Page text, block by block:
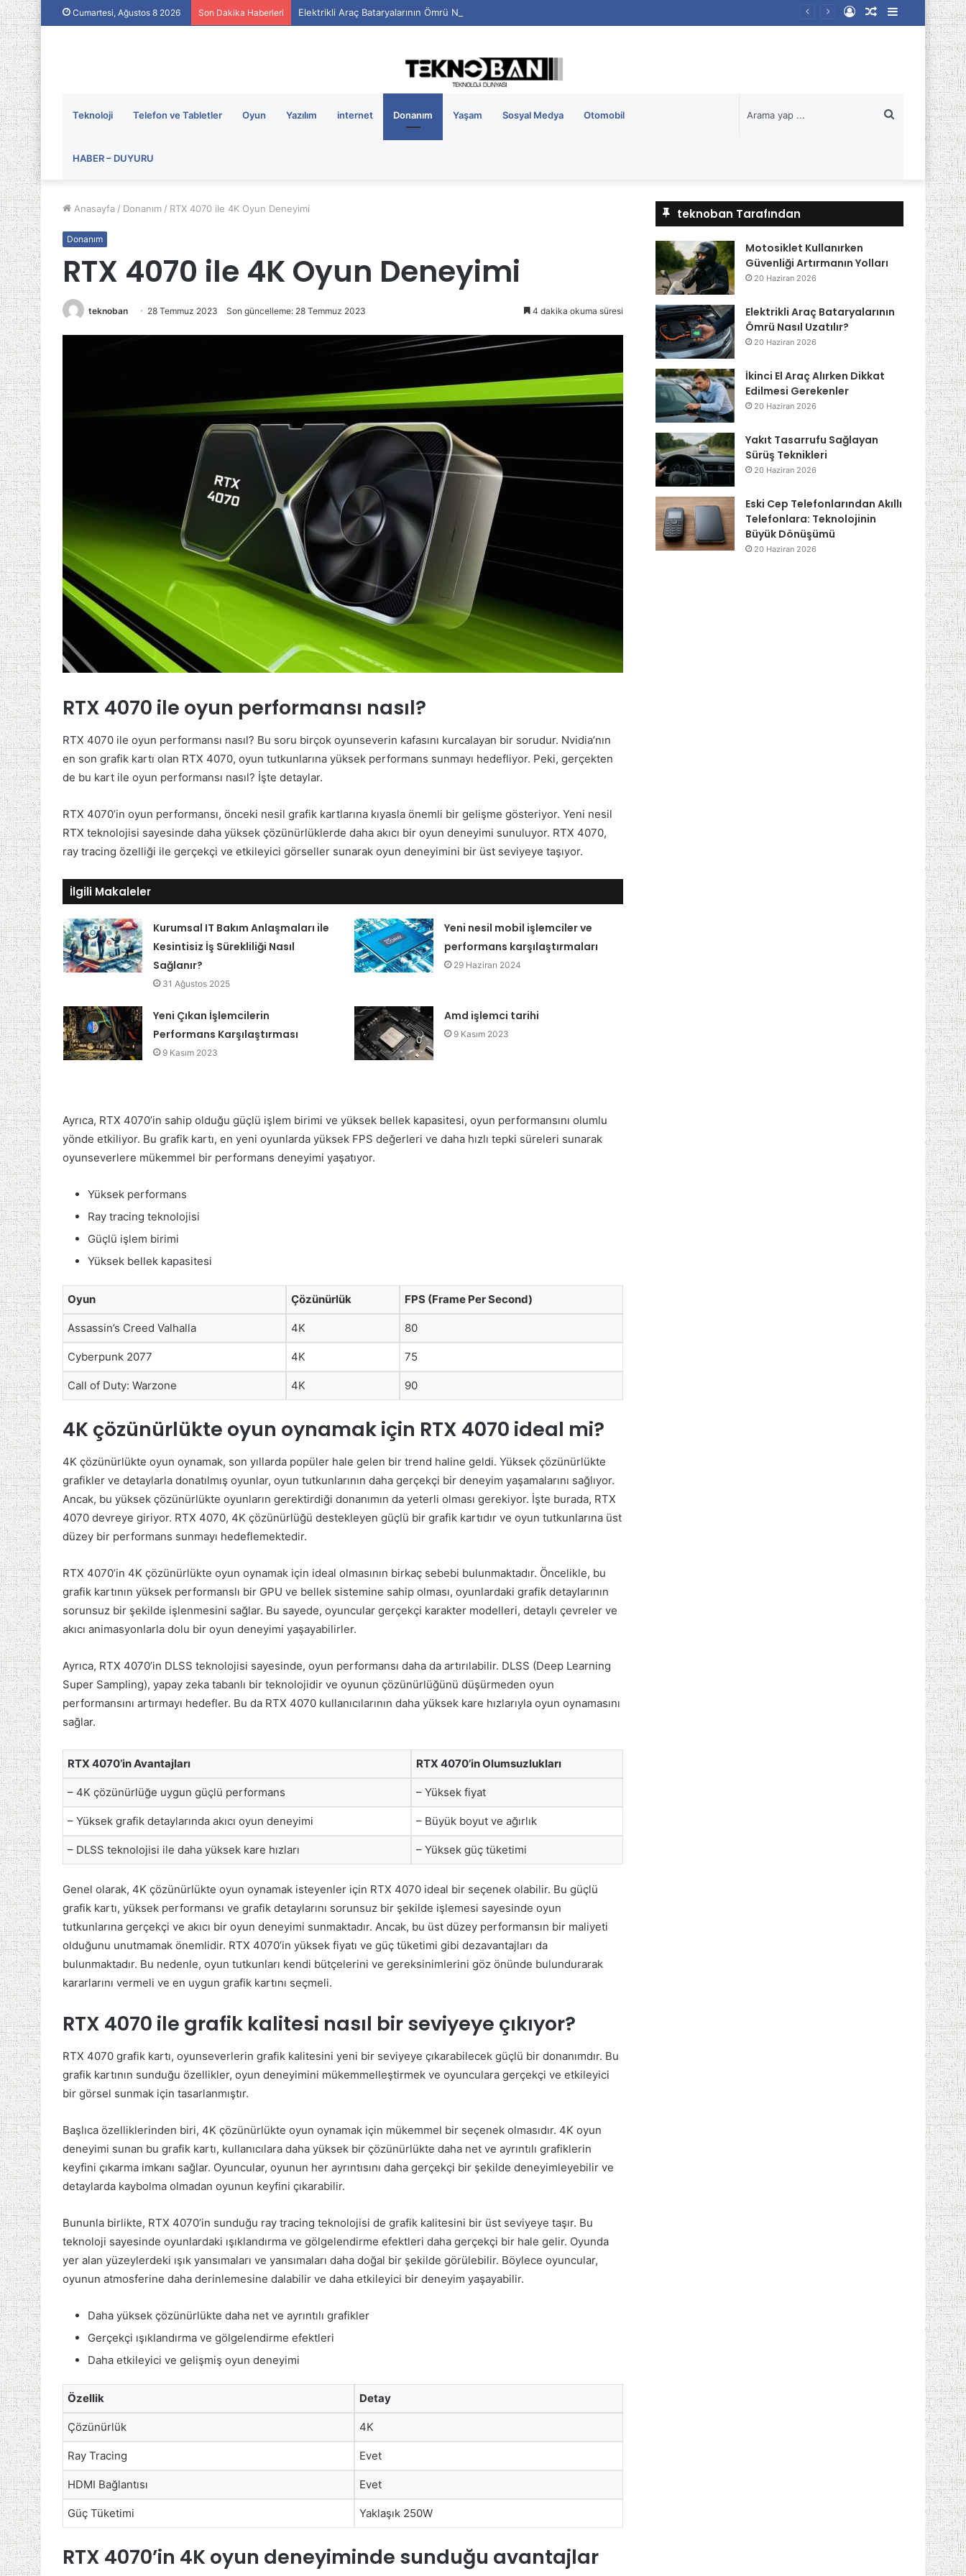
Cumartesi, Ağustos 8 2026 Son Dakika Haberleri Elektrikli Araç Bataryalarının Ömrü Nasıl Uzatılır?
Kenar
Bölmesi
Rastgele
Kayıt
Teknoloji Telefon ve Tabletler Oyun Yazılım internet Donanım Yaşam Sosyal Medya Otomobil
HABER – DUYURU
...
Anasayfa / Donanım / RTX 4070 ile 4K Oyun Deneyimi
Donanım
RTX 4070 ile 4K Oyun Deneyimi
teknoban 28 Temmuz 2023 Son güncelleme: 28 Temmuz 2023 4 dakika okuma süresi
RTX 4070 ile oyun performansı nasıl?
RTX 4070 ile oyun performansı nasıl? Bu soru birçok oyunseverin kafasını kurcalayan bir sorudur. Nvidia’nın
en son grafik kartı olan RTX 4070, oyun tutkunlarına yüksek performans sunmayı hedefliyor. Peki, gerçekten
de bu kart ile oyun performansı nasıl? İşte detaylar.
RTX 4070’in oyun performansı, önceki nesil grafik kartlarına kıyasla önemli bir gelişme gösteriyor. Yeni nesil
RTX teknolojisi sayesinde daha yüksek çözünürlüklerde daha akıcı bir oyun deneyimi sunuluyor. RTX 4070,
ray tracing özelliği ile gerçekçi ve etkileyici görseller sunarak oyun deneyimini bir üst seviyeye taşıyor.
İlgili Makaleler
Kurumsal IT Bakım Anlaşmaları ile
Kesintisiz İş Sürekliliği Nasıl
Sağlanır?
31 Ağustos 2025
Yeni nesil mobil işlemciler ve
performans karşılaştırmaları
29 Haziran 2024
Yeni Çıkan İşlemcilerin
Performans Karşılaştırması
9 Kasım 2023
Amd işlemci tarihi
9 Kasım 2023
Ayrıca, RTX 4070’in sahip olduğu güçlü işlem birimi ve yüksek bellek kapasitesi, oyun performansını olumlu
yönde etkiliyor. Bu grafik kartı, en yeni oyunlarda yüksek FPS değerleri ve daha hızlı tepki süreleri sunarak
oyunseverlere mükemmel bir performans deneyimi yaşatıyor.
Yüksek performans
Ray tracing teknolojisi
Güçlü işlem birimi
Yüksek bellek kapasitesi
Oyun Çözünürlük FPS (Frame Per Second)
Assassin’s Creed Valhalla 4K 80
Cyberpunk 2077 4K 75
Call of Duty: Warzone 4K 90
4K çözünürlükte oyun oynamak için RTX 4070 ideal mi?
4K çözünürlükte oyun oynamak, son yıllarda popüler hale gelen bir trend haline geldi. Yüksek çözünürlükte
grafikler ve detaylarla donatılmış oyunlar, oyun tutkunlarının daha gerçekçi bir deneyim yaşamalarını sağlıyor.
Ancak, bu yüksek çözünürlükte oyunların gerektirdiği donanımın da yeterli olması gerekiyor. İşte burada, RTX
4070 devreye giriyor. RTX 4070, 4K çözünürlüğü destekleyen güçlü bir grafik kartıdır ve oyun tutkunlarına üst
düzey bir performans sunmayı hedeflemektedir.
RTX 4070’in 4K çözünürlükte oyun oynamak için ideal olmasının birkaç sebebi bulunmaktadır. Öncelikle, bu
grafik kartının yüksek performanslı bir GPU ve bellek sistemine sahip olması, oyunlardaki grafik detaylarının
sorunsuz bir şekilde işlenmesini sağlar. Bu sayede, oyuncular gerçekçi karakter modelleri, detaylı çevreler ve
akıcı animasyonlarla dolu bir oyun deneyimi yaşayabilirler.
Ayrıca, RTX 4070’in DLSS teknolojisi sayesinde, oyun performansı daha da artırılabilir. DLSS (Deep Learning
Super Sampling), yapay zeka tabanlı bir teknolojidir ve oyunun çözünürlüğünü düşürmeden oyun
performansını artırmayı hedefler. Bu da RTX 4070 kullanıcılarının daha yüksek kare hızlarıyla oyun oynamasını
sağlar.
RTX 4070’in Avantajları RTX 4070’in Olumsuzlukları
– 4K çözünürlüğe uygun güçlü performans – Yüksek fiyat
– Yüksek grafik detaylarında akıcı oyun deneyimi – Büyük boyut ve ağırlık
– DLSS teknolojisi ile daha yüksek kare hızları – Yüksek güç tüketimi
Genel olarak, 4K çözünürlükte oyun oynamak isteyenler için RTX 4070 ideal bir seçenek olabilir. Bu güçlü
grafik kartı, yüksek performansı ve grafik detaylarını sorunsuz bir şekilde işlemesi sayesinde oyun
tutkunlarına gerçekçi ve akıcı bir oyun deneyimi sunmaktadır. Ancak, bu üst düzey performansın bir maliyeti
olduğunu unutmamak önemlidir. RTX 4070’in yüksek fiyatı ve güç tüketimi gibi dezavantajları da
bulunmaktadır. Bu nedenle, oyun tutkunları kendi bütçelerini ve gereksinimlerini göz önünde bulundurarak
kararlarını vermeli ve en uygun grafik kartını seçmeli.
RTX 4070 ile grafik kalitesi nasıl bir seviyeye çıkıyor?
RTX 4070 grafik kartı, oyunseverlerin grafik kalitesini yeni bir seviyeye çıkarabilecek güçlü bir donanımdır. Bu
grafik kartının sunduğu özellikler, oyun deneyimini mükemmelleştirmek ve oyunculara gerçekçi ve etkileyici
bir görsel sunmak için tasarlanmıştır.
Başlıca özelliklerinden biri, 4K çözünürlükte oyun oynamak için mükemmel bir seçenek olmasıdır. 4K oyun
deneyimi sunan bu grafik kartı, kullanıcılara daha yüksek bir çözünürlükte daha net ve ayrıntılı grafiklerin
keyfini çıkarma imkanı sağlar. Oyuncular, oyunun her ayrıntısını daha gerçekçi bir şekilde deneyimleyebilir ve
detaylarda kaybolma olmadan oyunun keyfini çıkarabilir.
Bununla birlikte, RTX 4070’in sunduğu ray tracing teknolojisi de grafik kalitesini bir üst seviyeye taşır. Bu
teknoloji sayesinde oyunlardaki ışıklandırma ve gölgelendirme efektleri daha gerçekçi bir hale gelir. Oyunda
yer alan yüzeylerdeki ışık yansımaları ve yansımaları daha doğal bir şekilde görülebilir. Böylece oyuncular,
oyunun atmosferine daha derinlemesine dalabilir ve daha etkileyici bir deneyim yaşayabilir.
Daha yüksek çözünürlükte daha net ve ayrıntılı grafikler
Gerçekçi ışıklandırma ve gölgelendirme efektleri
Daha etkileyici ve gelişmiş oyun deneyimi
Özellik Detay
Çözünürlük 4K
Ray Tracing Evet
HDMI Bağlantısı Evet
Güç Tüketimi Yaklaşık 250W
RTX 4070’in 4K oyun deneyiminde sunduğu avantajlar
teknoban Tarafından
Motosiklet Kullanırken
Güvenliği Artırmanın Yolları
20 Haziran 2026
Elektrikli Araç Bataryalarının
Ömrü Nasıl Uzatılır?
20 Haziran 2026
İkinci El Araç Alırken Dikkat
Edilmesi Gerekenler
20 Haziran 2026
Yakıt Tasarrufu Sağlayan
Sürüş Teknikleri
20 Haziran 2026
Eski Cep Telefonlarından Akıllı
Telefonlara: Teknolojinin
Büyük Dönüşümü
20 Haziran 2026